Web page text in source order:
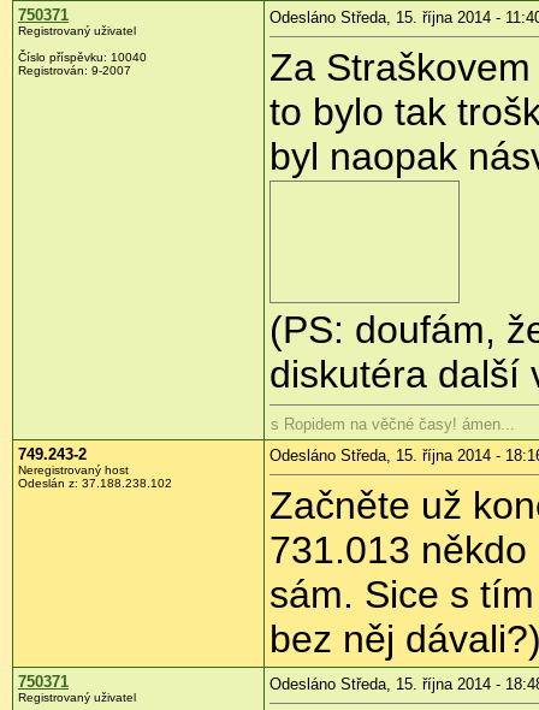
750371
Registrovaný uživatel
Číslo příspěvku: 10040
Registrován: 9-2007
Odesláno Středa, 15. října 2014 -
Za
to bylo tak
byl naopak
(PS: doufám,
diskutéra další
s Ropidem na věčné časy! ámen...
749.243-2
Neregistrovaný host
Odeslán z: 37.188.238.102
Odesláno Středa, 15. října 2014 -
Začněte už
731.013
sám. Sice s
bez něj
750371
Registrovaný uživatel
Odesláno Středa, 15. října 2014 -